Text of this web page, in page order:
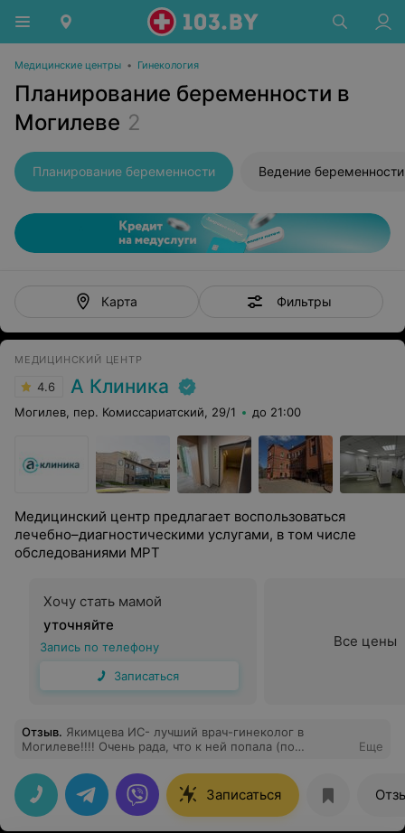
Медицинские центры • Гинекология
Планирование беременности в
Могилеве 2
Планирование беременности Ведение беременности
Карта Фильтры
МЕДИЦИНСКИЙ ЦЕНТР
4.6 А Клиника
Могилев, пер. Комиссариатский, 29/1 до 21:00
Медицинский центр предлагает воспользоваться
лечебно–диагностическими услугами, в том числе
обследованиями МРТ
Хочу стать мамой
уточняйте
Запись по телефону
Записаться
Все цены
Отзыв. Якимцева ИС- лучший врач-гинеколог в
Могилеве!!!! Очень рада, что к ней попала (по
добрая, тактичная, а также медсестра на приеме
также также суперр, такие специалисты большая
редкость в наше время. Теперь только к ней. Всем
рекомендую!
Еще
Записаться